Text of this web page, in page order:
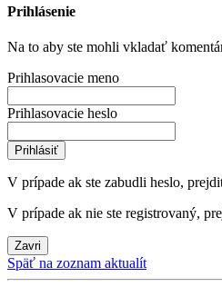
Prihlásenie
Na to aby ste mohli vkladať
Prihlasovacie meno
Prihlasovacie heslo
Prihlásiť
V prípade ak ste zabudli heslo,
V prípade ak nie ste registrovaný,
Zavri
Späť na zoznam aktualít